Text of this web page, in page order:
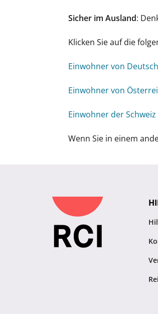
Sicher im Ausland:
Klicken Sie auf die
Einwohner von
Einwohner von
Einwohner der Schweiz
Wenn Sie in einem